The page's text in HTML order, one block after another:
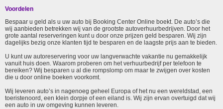
Voordelen
Bespaar u geld als u uw auto bij Booking Center Online boekt. De auto’s die
wij aanbieden betrekken wij van de grootste autoverhuurbedrijven. Door het
grote aantal reserveringen kunt u door onze prijzen geld besparen. Wij zijn
dagelijks bezig onze klanten tijd te besparen en de laagste prijs aan te bieden.
U kunt uw autoreservering voor uw langverwachte vakantie nu gemakkelijk
vanuit huis doen. Waarom proberen om het verhuurbedrijf per telefoon te
bereiken? Wij besparen u al die rompslomp om maar te zwijgen over kosten
die u door online boeken voorkomt.
Wij leveren auto’s in nagenoeg geheel Europa of het nu een wereldstad, een
toeristenoord, een klein dorpje of een eiland is. Wij zijn ervan overtuigd dat wij
een auto in uw omgeving kunnen leveren.